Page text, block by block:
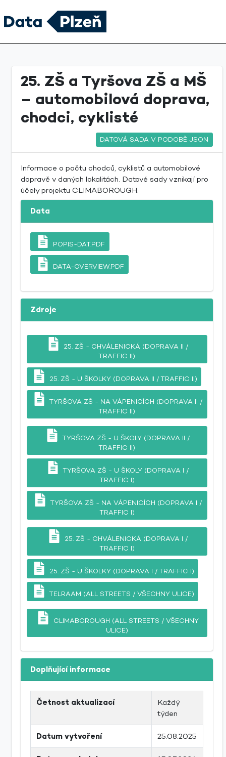
25. ZŠ a Tyršova ZŠ a MŠ
– automobilová doprava,
chodci, cyklisté
DATOVÁ SADA V PODOBĚ JSON
Informace o počtu chodců, cyklistů a automobilové
dopravě v daných lokalitách. Datové sady vznikají pro
účely projektu CLIMABOROUGH.
Data
POPIS-DAT.PDF
DATA-OVERVIEW.PDF
Zdroje
25. ZŠ - CHVÁLENICKÁ (DOPRAVA II /
TRAFFIC II)
25. ZŠ - U ŠKOLKY (DOPRAVA II / TRAFFIC II)
TYRŠOVA ZŠ - NA VÁPENICÍCH (DOPRAVA II /
TRAFFIC II)
TYRŠOVA ZŠ - U ŠKOLY (DOPRAVA II /
TRAFFIC II)
TYRŠOVA ZŠ - U ŠKOLY (DOPRAVA I /
TRAFFIC I)
TYRŠOVA ZŠ - NA VÁPENICÍCH (DOPRAVA I /
TRAFFIC I)
25. ZŠ - CHVÁLENICKÁ (DOPRAVA I /
TRAFFIC I)
25. ZŠ - U ŠKOLKY (DOPRAVA I / TRAFFIC I)
TELRAAM (ALL STREETS / VŠECHNY ULICE)
CLIMABOROUGH (ALL STREETS / VŠECHNY
ULICE)
Doplňující informace
Četnost aktualizací
Každý
týden
Datum vytvoření 25.08.2025